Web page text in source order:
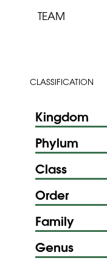
TEAM
CLASSIFICATION
Kingdom
Phylum
Class
Order
Family
Genus